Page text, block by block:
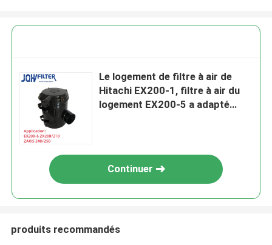
Le logement de filtre à air de
Hitachi EX200-1, filtre à air du
logement EX200-5 a adapté
Continuer
produits recommandés